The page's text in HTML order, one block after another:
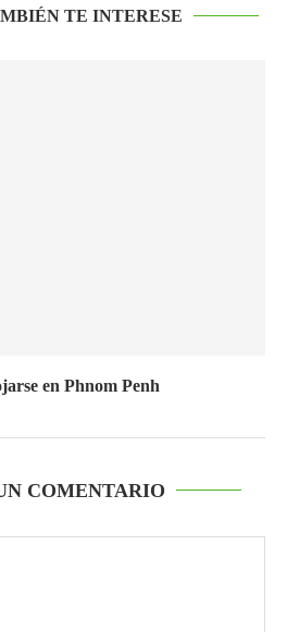
TE INTERESE
en Phnom Penh
COMENTARIO